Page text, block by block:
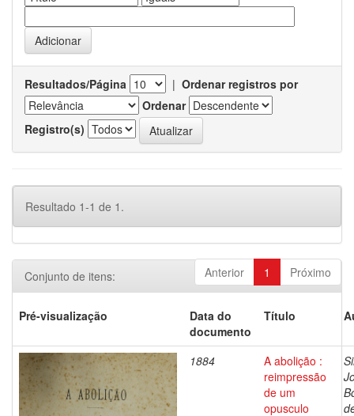
Resultados/Página | Ordenar registros por
Ordenar
Registro(s)
Resultado 1-1 de 1.
Anterior 1 Próximo
Conjunto de itens:
Pré-visualização
Data do
documento
Título
1884
A abolição :
reimpressão
de um
opusculo